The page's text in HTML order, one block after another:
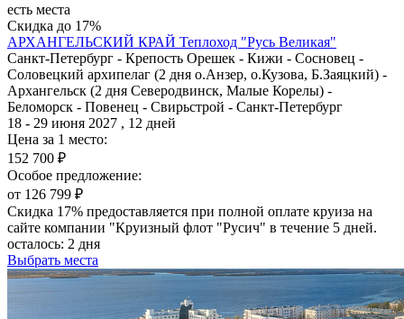
есть места
Скидка до 17%
АРХАНГЕЛЬСКИЙ КРАЙ Теплоход "Русь Великая"
Санкт-Петербург - Крепость Орешек - Кижи - Сосновец -
Соловецкий архипелаг (2 дня о.Анзер, о.Кузова, Б.Заяцкий) -
Архангельск (2 дня Северодвинск, Малые Корелы) -
Беломорск - Повенец - Свирьстрой - Санкт-Петербург
18 - 29 июня 2027 , 12 дней
Цена за 1 место:
152 700 ₽
Особое предложение:
от 126 799 ₽
Скидка 17% предоставляется при полной оплате круиза на
сайте компании "Круизный флот "Русич" в течение 5 дней.
осталось: 2 дня
Выбрать места